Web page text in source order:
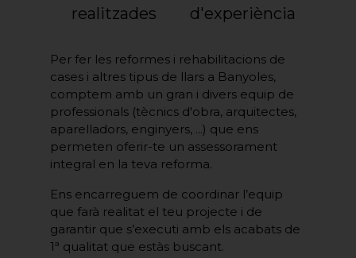
realitzades
d'experiència
Per fer les reformes i rehabilitacions de
cases i altres tipus de llars a Banyoles,
comptem amb un gran i divers equip de
professionals (tècnics d'obra, arquitectes,
aparelladors, enginyers, ...) que ens
permeten oferir-te un assessorament
integral en la teva reforma.
Ens encarreguem de coordinar l’equip
que farà realitat el teu projecte i de
garantir que s’executi amb els acabats de
1ª qualitat que estàs buscant.